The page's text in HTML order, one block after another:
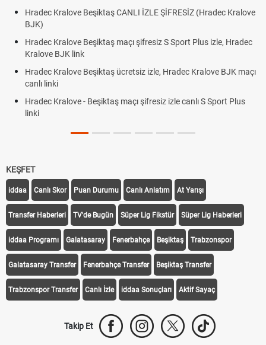
Hradec Kralove Beşiktaş CANLI İZLE ŞİFRESİZ (Hradec Kralove
BJK)
Hradec Kralove Beşiktaş maçı şifresiz S Sport Plus izle, Hradec
Kralove BJK link
Hradec Kralove Beşiktaş ücretsiz izle, Hradec Kralove BJK maçı
canlı linki
Hradec Kralove - Beşiktaş maçı şifresiz izle canlı S Sport Plus
linki
KEŞFET
iddaa Canlı Skor Puan Durumu Canlı Anlatım At Yarışı
Transfer Haberleri TV'de Bugün Süper Lig Fikstür Süper Lig Haberleri
iddaa Programı Galatasaray Fenerbahçe Beşiktaş Trabzonspor
Galatasaray Transfer Fenerbahçe Transfer Beşiktaş Transfer
Trabzonspor Transfer Canlı İzle iddaa Sonuçları Aktif Sayaç
Takip Et